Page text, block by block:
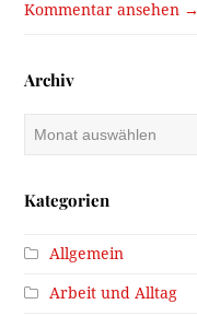
Kommentar ansehen →
Archiv
Archiv
Kategorien
Allgemein
Arbeit und Alltag